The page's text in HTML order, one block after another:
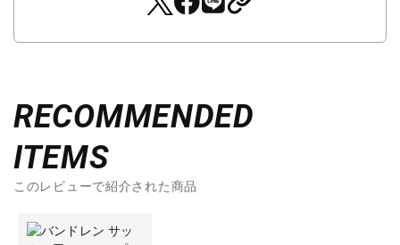
RECOMMENDED
ITEMS
このレビューで紹介された商品